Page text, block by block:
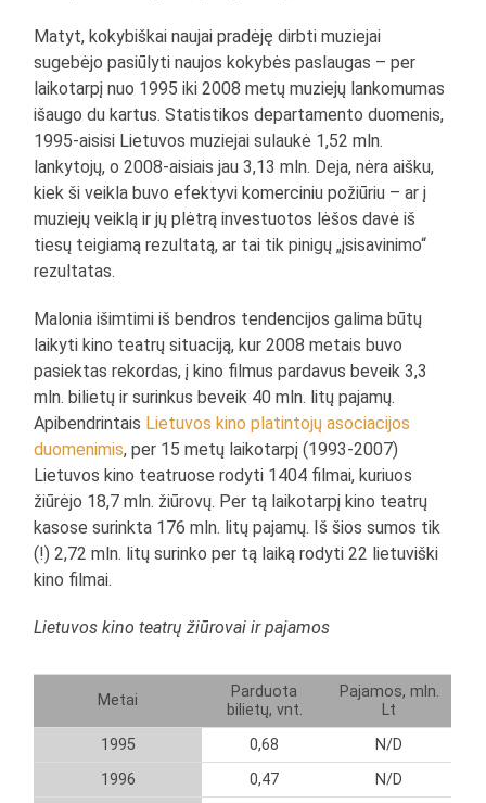
Matyt, kokybiškai naujai pradėję dirbti muziejai
sugebėjo pasiūlyti naujos kokybės paslaugas – per
laikotarpį nuo 1995 iki 2008 metų muziejų lankomumas
išaugo du kartus. Statistikos departamento duomenis,
1995-aisisi Lietuvos muziejai sulaukė 1,52 mln.
lankytojų, o 2008-aisiais jau 3,13 mln. Deja, nėra aišku,
kiek ši veikla buvo efektyvi komerciniu požiūriu – ar į
muziejų veiklą ir jų plėtrą investuotos lėšos davė iš
tiesų teigiamą rezultatą, ar tai tik pinigų „įsisavinimo“
rezultatas.
Malonia išimtimi iš bendros tendencijos galima būtų
laikyti kino teatrų situaciją, kur 2008 metais buvo
pasiektas rekordas, į kino filmus pardavus beveik 3,3
mln. bilietų ir surinkus beveik 40 mln. litų pajamų.
Apibendrintais Lietuvos kino platintojų asociacijos
duomenimis, per 15 metų laikotarpį (1993-2007)
Lietuvos kino teatruose rodyti 1404 filmai, kuriuos
žiūrėjo 18,7 mln. žiūrovų. Per tą laikotarpį kino teatrų
kasose surinkta 176 mln. litų pajamų. Iš šios sumos tik
(!) 2,72 mln. litų surinko per tą laiką rodyti 22 lietuviški
kino filmai.
Lietuvos kino teatrų žiūrovai ir pajamos
Metai
Parduota
bilietų, vnt.
Pajamos, mln.
Lt
1995
0,68
N/D
1996
0,47
N/D